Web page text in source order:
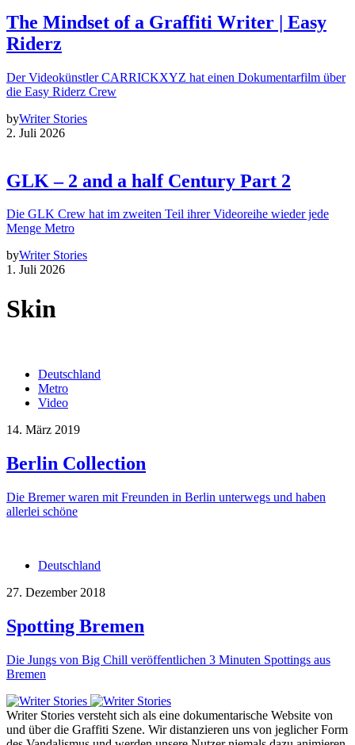
The Mindset of a Graffiti Writer | Easy
Riderz
Der Videokünstler CARRICKXYZ hat einen Dokumentarfilm über
die Easy Riderz Crew
byWriter Stories
2. Juli 2026
GLK – 2 and a half Century Part 2
Die GLK Crew hat im zweiten Teil ihrer Videoreihe wieder jede
Menge Metro
byWriter Stories
1. Juli 2026
Skin
Deutschland
Metro
Video
14. März 2019
Berlin Collection
Die Bremer waren mit Freunden in Berlin unterwegs und haben
allerlei schöne
Deutschland
27. Dezember 2018
Spotting Bremen
Die Jungs von Big Chill veröffentlichen 3 Minuten Spottings aus
Bremen
Writer Stories versteht sich als eine dokumentarische Website von
und über die Graffiti Szene. Wir distanzieren uns von jeglicher Form